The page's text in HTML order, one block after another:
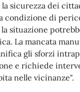
sicurezza dei
condizione di
situazione
La mancata
gli sforzi
e richiede
nelle vicinanze".